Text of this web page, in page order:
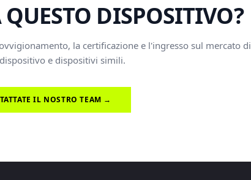
DISPOSITIVO?
la certificazione e l'ingresso sul mercato di
e dispositivi simili.
IL NOSTRO TEAM →